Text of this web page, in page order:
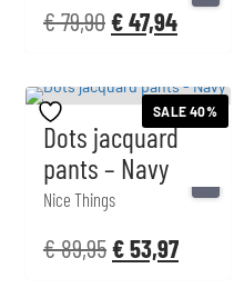
€79,90€47,94
SALE 40%
Dots jacquard
pants – Navy
Nice Things
€89,95€53,97